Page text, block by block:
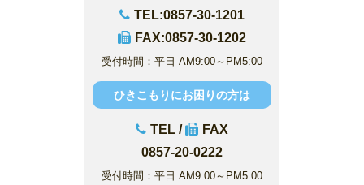
TEL:0857-30-1201
FAX:0857-30-1202
受付時間：平日 AM9:00～PM5:00
ひきこもりにお困りの方は
TEL /
FAX
0857-20-0222
受付時間：平日 AM9:00～PM5:00